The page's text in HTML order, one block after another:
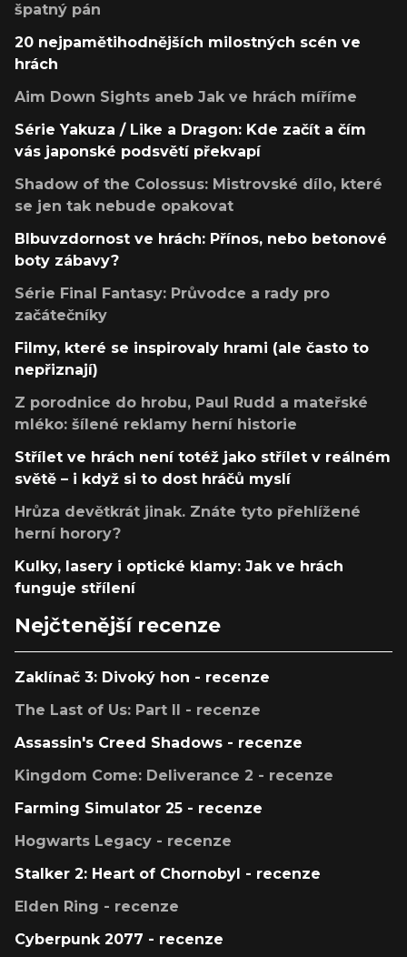
špatný pán
20 nejpamětihodnějších milostných scén ve
hrách
Aim Down Sights aneb Jak ve hrách míříme
Série Yakuza / Like a Dragon: Kde začít a čím
vás japonské podsvětí překvapí
Shadow of the Colossus: Mistrovské dílo, které
se jen tak nebude opakovat
Blbuvzdornost ve hrách: Přínos, nebo betonové
boty zábavy?
Série Final Fantasy: Průvodce a rady pro
začátečníky
Filmy, které se inspirovaly hrami (ale často to
nepřiznají)
Z porodnice do hrobu, Paul Rudd a mateřské
mléko: šílené reklamy herní historie
Střílet ve hrách není totéž jako střílet v reálném
světě – i když si to dost hráčů myslí
Hrůza devětkrát jinak. Znáte tyto přehlížené
herní horory?
Kulky, lasery i optické klamy: Jak ve hrách
funguje střílení
Nejčtenější recenze
Zaklínač 3: Divoký hon - recenze
The Last of Us: Part II - recenze
Assassin's Creed Shadows - recenze
Kingdom Come: Deliverance 2 - recenze
Farming Simulator 25 - recenze
Hogwarts Legacy - recenze
Stalker 2: Heart of Chornobyl - recenze
Elden Ring - recenze
Cyberpunk 2077 - recenze